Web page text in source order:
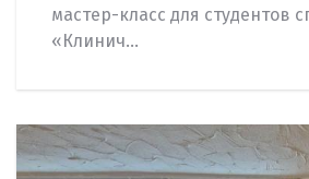
мастер-класс для студентов
«Клинич...